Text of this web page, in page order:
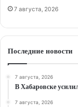
7 августа, 2026
Последние новости
7 августа, 2026
В Хабаровске
7 августа, 2026